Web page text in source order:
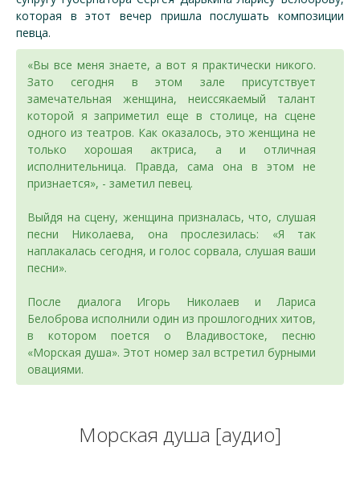
которая в этот вечер пришла послушать композиции
певца.
«Вы все меня знаете, а вот я практически никого.
Зато сегодня в этом зале присутствует
замечательная женщина, неиссякаемый талант
которой я заприметил еще в столице, на сцене
одного из театров. Как оказалось, это женщина не
только хорошая актриса, а и отличная
исполнительница. Правда, сама она в этом не
признается», - заметил певец.
Выйдя на сцену, женщина призналась, что, слушая
песни Николаева, она прослезилась: «Я так
наплакалась сегодня, и голос сорвала, слушая ваши
песни».
После диалога Игорь Николаев и Лариса
Белоброва исполнили один из прошлогодних хитов,
в котором поется о Владивостоке, песню
«Морская душа». Этот номер зал встретил бурными
овациями.
Морская душа [аудио]